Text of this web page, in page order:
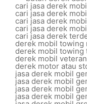
cari jasa derek
cari jasa derek
cari jasa derek
cari jasa derek
cari jasa derek
derek mobil towing
derek mobil towing
derek mobil
derek motor atau
jasa derek mobil
jasa derek mobil
jasa derek mobil
jasa derek mobil